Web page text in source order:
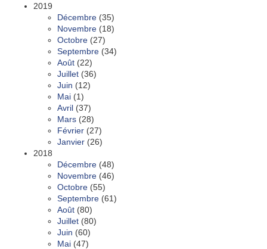
2019
Décembre (35)
Novembre (18)
Octobre (27)
Septembre (34)
Août (22)
Juillet (36)
Juin (12)
Mai (1)
Avril (37)
Mars (28)
Février (27)
Janvier (26)
2018
Décembre (48)
Novembre (46)
Octobre (55)
Septembre (61)
Août (80)
Juillet (80)
Juin (60)
Mai (47)